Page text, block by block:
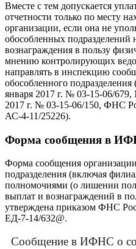
Вместе с тем допускается
отчетности только по месту
организации, если она не
обособленных
вознаграждения в пользу
мнению контролирующих
направлять в инспекцию
обособленного
января 2017 г. № 03-15-06/
2017 г. № 03-15-06/150, ФНС
АС-4-11/25226).
Форма сообщения в
Форма сообщения
подразделения (включая
полномочиями (о лишении
выплат и вознаграждений в
утверждена приказом ФНС
ЕД-7-14/632@.
Сообщение в ИФНС о